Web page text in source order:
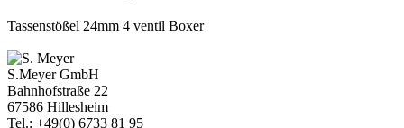
Tassenstößel 24mm 4 ventil Boxer
S.Meyer GmbH
Bahnhofstraße 22
67586 Hillesheim
Tel.: +49(0) 6733 81 95